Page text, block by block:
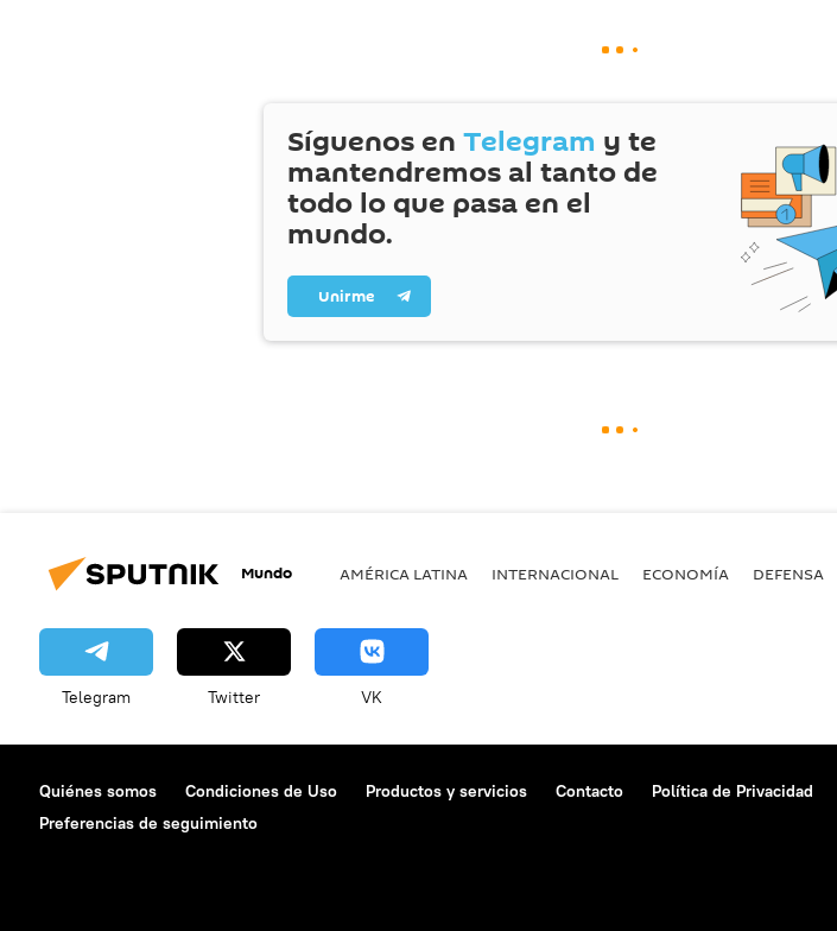
Síguenos en Telegram y te
mantendremos al tanto de
todo lo que pasa en el
mundo.
Unirme
Mundo AMÉRICA LATINA INTERNACIONAL ECONOMÍA DEFENSA
Telegram Twitter VK
Quiénes somos Condiciones de Uso Productos y servicios Contacto Política de Privacidad
Preferencias de seguimiento